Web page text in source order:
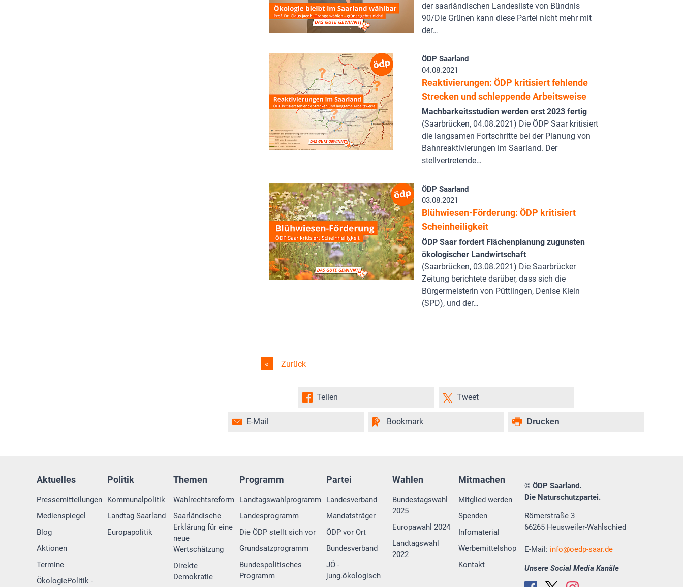
der saarländischen Landesliste von Bündnis
90/Die Grünen kann diese Partei nicht mehr mit
der…
ÖDP Saarland
04.08.2021
Reaktivierungen: ÖDP kritisiert fehlende
Strecken und schleppende Arbeitsweise
Machbarkeitsstudien werden erst 2023 fertig
(Saarbrücken, 04.08.2021) Die ÖDP Saar kritisiert
die langsamen Fortschritte bei der Planung von
Bahnreaktivierungen im Saarland. Der
stellvertretende…
ÖDP Saarland
03.08.2021
Blühwiesen-Förderung: ÖDP kritisiert
Scheinheiligkeit
ÖDP Saar fordert Flächenplanung zugunsten
ökologischer Landwirtschaft
(Saarbrücken, 03.08.2021) Die Saarbrücker
Zeitung berichtete darüber, dass sich die
Bürgermeisterin von Püttlingen, Denise Klein
(SPD), und der…
Zurück
Teilen Tweet
E-Mail Bookmark Drucken
Aktuelles
Pressemitteilungen
Medienspiegel
Blog
Aktionen
Termine
ÖkologiePolitik -
Politik
Kommunalpolitik
Landtag Saarland
Europapolitik
Themen
Wahlrechtsreform
Saarländische
Erklärung für eine
neue
Wertschätzung
Direkte
Demokratie
Programm
Landtagswahlprogramm
Landesprogramm
Die ÖDP stellt sich vor
Grundsatzprogramm
Bundespolitisches
Programm
Partei
Landesverband
Mandatsträger
ÖDP vor Ort
Bundesverband
JÖ -
jung.ökologisch
Wahlen
Bundestagswahl
2025
Europawahl 2024
Landtagswahl
2022
Mitmachen
Mitglied werden
Spenden
Infomaterial
Werbemittelshop
Kontakt
© ÖDP Saarland.
Die Naturschutzpartei.
Römerstraße 3
66265 Heusweiler-Wahlschied
E-Mail: info oedp-saar.de
Unsere Social Media Kanäle